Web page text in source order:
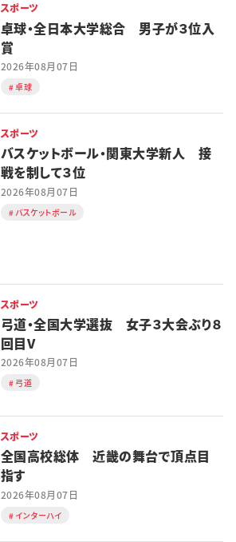
スポーツ
卓球・全日本大学総合 男子が３位入
賞
2026年08月07日
卓球
スポーツ
バスケットボール・関東大学新人 接
戦を制して３位
2026年08月07日
バスケットボール
スポーツ
弓道・全国大学選抜 女子３大会ぶり８
回目V
2026年08月07日
弓道
スポーツ
全国高校総体 近畿の舞台で頂点目
指す
2026年08月07日
インターハイ